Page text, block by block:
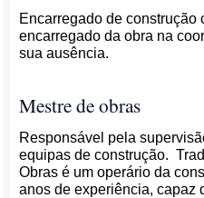
Encarregado de
encarregado da obra na
sua ausência.
Mestre de obras
Responsável pela
equipas de construção.
Obras é um operário da
anos de experiência, capaz